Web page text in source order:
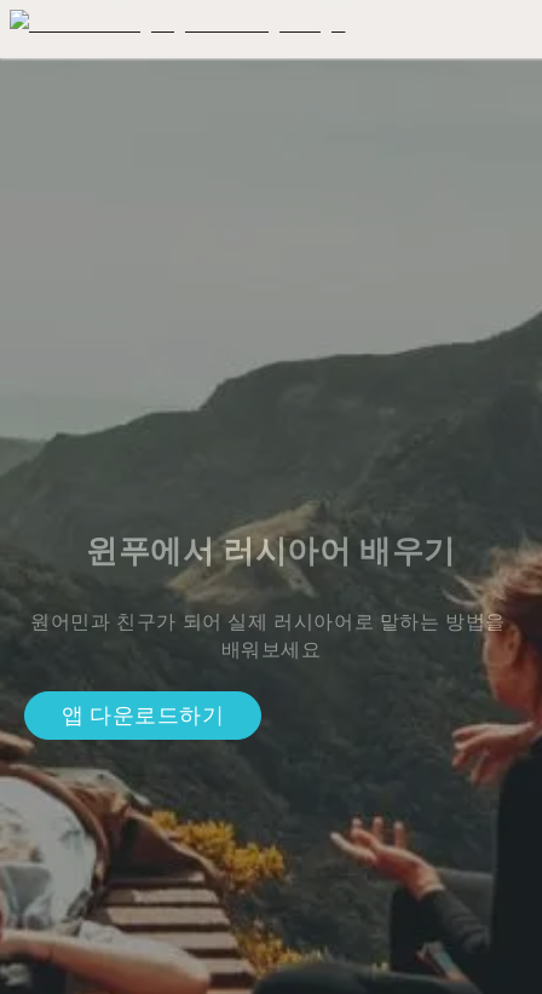
윈푸에서 러시아어 배우기
원어민과 친구가 되어 실제 러시아어로 말하는 방법을
배워보세요
앱 다운로드하기